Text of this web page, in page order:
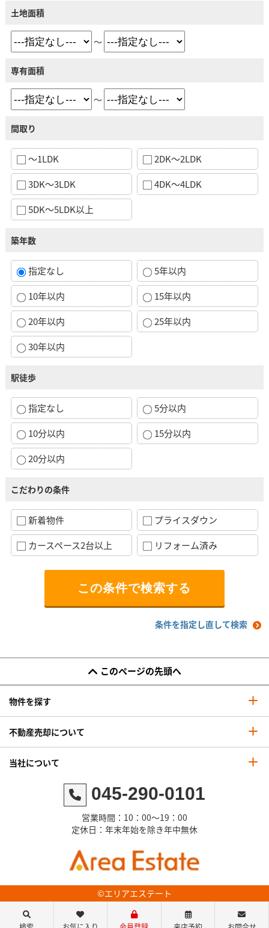
土地面積
～
専有面積
～
間取り
～1LDK
2DK～2LDK
3DK～3LDK
4DK～4LDK
5DK～5LDK以上
築年数
指定なし
5年以内
10年以内
15年以内
20年以内
25年以内
30年以内
駅徒歩
指定なし
5分以内
10分以内
15分以内
20分以内
こだわりの条件
新着物件
プライスダウン
カースペース2台以上
リフォーム済み
条件を指定し直して検索
このページの先頭へ
物件を探す
不動産売却について
当社について
045-290-0101
営業時間：10：00～19：00
定休日：年末年始を除き年中無休
©エリアエステート